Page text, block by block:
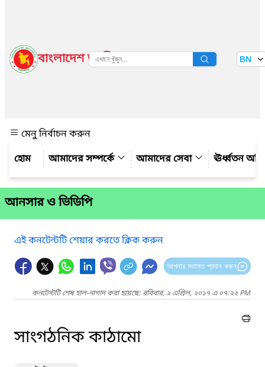
বাংলাদেশ জাতীয় তথ্য বাতায়ন BN
মেনু নির্বাচন করুন
আমাদের সম্পর্কে
আমাদের সেবা ঊর্ধ্বতন
আনসার ও ভিডিপি
এই কনটেন্টটি শেয়ার করতে ক্লিক করুন
আপনার মতামত প্রদান করুন
কনটেন্টটি শেষ হাল-নাগাদ করা হয়েছে: রবিবার, ২ এপ্রিল, ২০১৭ এ ০৭:২২ PM
সাংগঠনিক কাঠামো